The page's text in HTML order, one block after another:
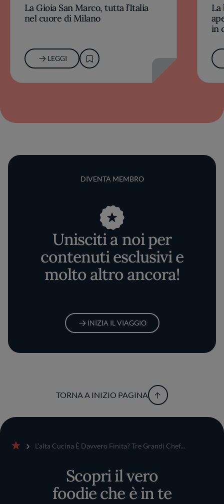
La Gioia San Marco, tutta l’Italia
nel cuore di Milano
LEGGI
La
in
DIVENTA MEMBRO
Unisciti a noi per
contenuti esclusivi e
molto altro ancora!
INIZIA IL VIAGGIO
TORNA A INIZIO PAGINA
L’alta Cucina È Davvero Finita? Tre Grandi Chef...
Scopri il vero
foodie che è in te